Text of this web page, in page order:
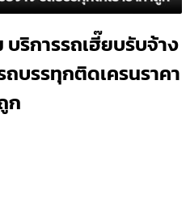
ริการรถเฮี๊ยบรับจ้าง
ถบรรทุกติดเครนราคา
ก